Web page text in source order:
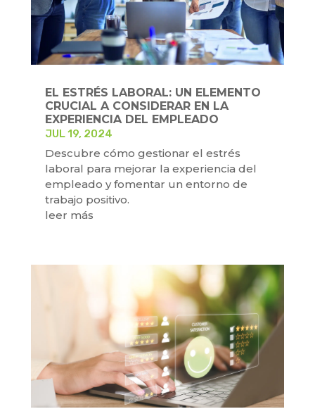
EL ESTRÉS LABORAL: UN ELEMENTO
CRUCIAL A CONSIDERAR EN LA
EXPERIENCIA DEL EMPLEADO
JUL 19, 2024
Descubre cómo gestionar el estrés
laboral para mejorar la experiencia del
empleado y fomentar un entorno de
trabajo positivo.
leer más